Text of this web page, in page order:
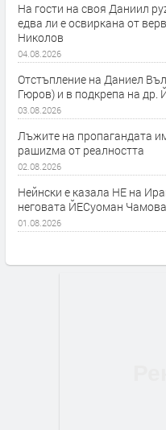
На гости на своя Даниил
едва ли е освиркана от
Николов
04.08.2026
Отстъпление на Даниел
Гюров) и в подкрепа на др.
03.08.2026
Лъжите на пропагандата
рашиzма от реалността
02.08.2026
Нейнски е казала НЕ на
неговата ЙЕСуоман Чамова
01.08.2026